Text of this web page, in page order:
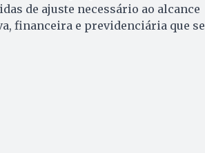
de ajuste necessário ao alcance
financeira e previdenciária que se